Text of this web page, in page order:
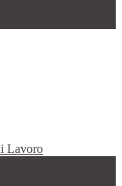
Lavoro